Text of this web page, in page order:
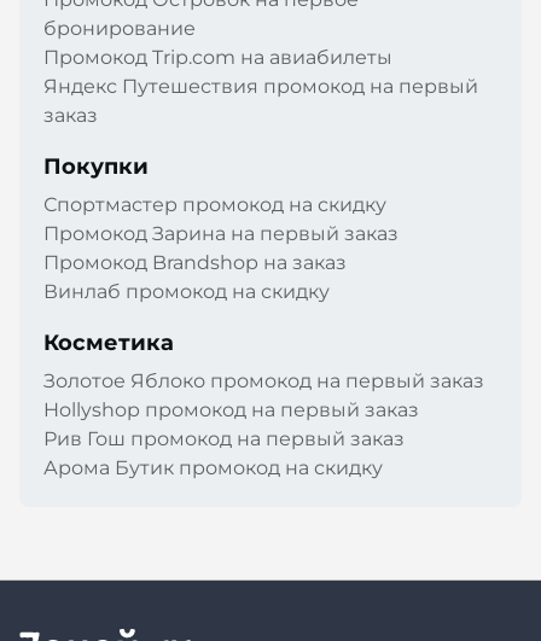
бронирование
Промокод Trip.com на авиабилеты
Яндекс Путешествия промокод на первый
заказ
Покупки
Спортмастер промокод на скидку
Промокод Зарина на первый заказ
Промокод Brandshop на заказ
Винлаб промокод на скидку
Косметика
Золотое Яблоко промокод на первый заказ
Hollyshop промокод на первый заказ
Рив Гош промокод на первый заказ
Арома Бутик промокод на скидку